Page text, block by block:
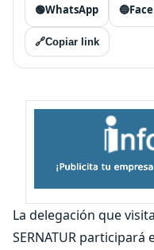
🟢WhatsApp 🔵
🔗Copiar link
La delegación que
SERNATUR